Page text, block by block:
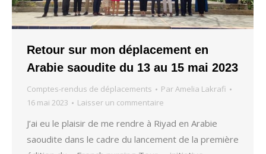
Retour sur mon déplacement en
Arabie saoudite du 13 au 15 mai 2023
Comptes-rendus de déplacements ParAmelia Lakrafi
16 mai 2023
Laisser un commentaire
J’ai eu le plaisir de me rendre à Riyad en Arabie
saoudite dans le cadre du lancement de la première